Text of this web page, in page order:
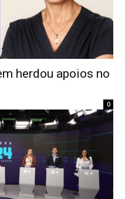
herdou apoios no
0